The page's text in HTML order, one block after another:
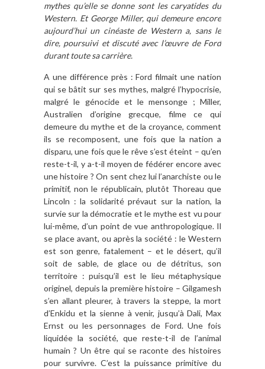
mythes qu’elle se donne sont les caryatides du
Western. Et George Miller, qui demeure encore
aujourd’huiun cinéaste de Western a, sans le
dire, poursuivi et discuté avecl’œuvre de Ford
durant toute sa carrière.
A une différence près : Ford filmait une nation
qui se bâtit sur ses mythes, malgré l’hypocrisie,
malgré le génocide et le mensonge ; Miller,
Australien d’origine grecque, filme ce qui
demeure du mythe et de la croyance, comment
ils se recomposent, une fois que la nation a
disparu, une fois que le rêve s’est éteint – qu’en
reste-t-il, y a-t-il moyen de fédérer encore avec
une histoire ? On sent chez lui l’anarchiste ou le
primitif, non le républicain, plutôt Thoreau que
Lincoln : la solidarité prévaut sur la nation, la
survie sur la démocratie et le mythe est vu pour
lui-même, d’un point de vue anthropologique. Il
se place avant, ou après la société : le Western
est son genre, fatalement – et le désert, qu’il
soit de sable, de glace ou de détritus, son
territoire : puisqu’il est le lieu métaphysique
originel, depuis la première histoire – Gilgamesh
s’en allant pleurer, à travers la steppe, la mort
d’Enkidu et la sienne à venir, jusqu’à Dali, Max
Ernst ou les personnages de Ford. Une fois
liquidée la société, que reste-t-il de l’animal
humain ? Un être qui se raconte des histoires
pour survivre. C’est la puissance primitive du